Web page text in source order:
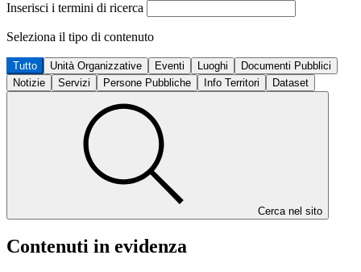
Inserisci i termini di ricerca
Seleziona il tipo di contenuto
Tutto Unità Organizzative Eventi Luoghi
Documenti Pubblici
Notizie
Servizi Persone Pubbliche Info Territori Dataset
Cerca nel sito
Contenuti in evidenza